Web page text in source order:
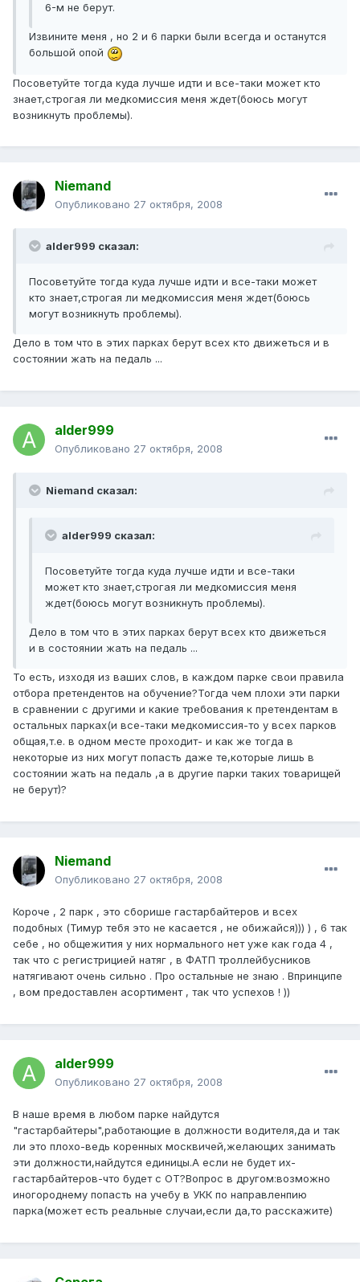
6-м не берут.
Извините меня , но 2 и 6 парки были всегда и останутся
большой опой
Посоветуйте тогда куда лучше идти и все-таки может кто
знает,строгая ли медкомиссия меня ждет(боюсь могут
возникнуть проблемы).
Niemand
Опубликовано 27 октября, 2008
alder999 сказал:
Посоветуйте тогда куда лучше идти и все-таки может
кто знает,строгая ли медкомиссия меня ждет(боюсь
могут возникнуть проблемы).
Дело в том что в этих парках берут всех кто движеться и в
состоянии жать на педаль ...
alder999
Опубликовано 27 октября, 2008
Niemand сказал:
alder999 сказал:
Посоветуйте тогда куда лучше идти и все-таки
может кто знает,строгая ли медкомиссия меня
ждет(боюсь могут возникнуть проблемы).
Дело в том что в этих парках берут всех кто движеться
и в состоянии жать на педаль ...
То есть, изходя из ваших слов, в каждом парке свои правила
отбора претендентов на обучение?Тогда чем плохи эти парки
в сравнении с другими и какие требования к претендентам в
остальных парках(и все-таки медкомиссия-то у всех парков
общая,т.е. в одном месте проходит- и как же тогда в
некоторые из них могут попасть даже те,которые лишь в
состоянии жать на педаль ,а в другие парки таких товарищей
не берут)?
Niemand
Опубликовано 27 октября, 2008
Короче , 2 парк , это сборише гастарбайтеров и всех
подобных (Тимур тебя это не касается , не обижайся))) ) , 6 так
себе , но общежития у них нормального нет уже как года 4 ,
так что с регистрицией натяг , в ФАТП троллейбусников
натягивают очень сильно . Про остальные не знаю . Впринципе
, вом предоставлен асортимент , так что успехов ! ))
alder999
Опубликовано 27 октября, 2008
В наше время в любом парке найдутся
"гастарбайтеры",работающие в должности водителя,да и так
ли это плохо-ведь коренных москвичей,желающих занимать
эти должности,найдутся единицы.А если не будет их-
гастарбайтеров-что будет с ОТ?Вопрос в другом:возможно
иногороднему попасть на учебу в УКК по направленпию
парка(может есть реальные случаи,если да,то расскажите)